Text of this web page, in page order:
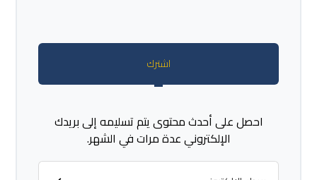
اشترك
احصل على أحدث محتوى يتم تسليمه إلى بريدك
الإلكتروني عدة مرات في الشهر.